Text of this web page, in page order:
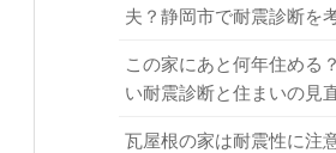
夫？静岡市で耐震診断を
この家にあと何年住める
い耐震診断と住まいの見
瓦屋根の家は耐震性に注